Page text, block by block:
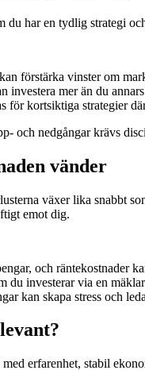
har en tydlig strategi
förstärka vinster om
investera mer än du
för kortsiktiga strategier
och nedgångar krävs
vänder
växer lika snabbt
emot dig.
och räntekostnader
du investerar via en
kan skapa stress och
erfarenhet, stabil